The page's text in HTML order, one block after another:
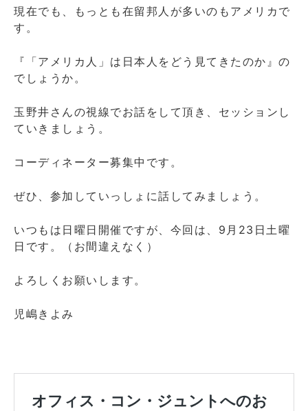
現在でも、もっとも在留邦人が多いのもアメリカで
す。
『「アメリカ人」は日本人をどう見てきたのか』の
でしょうか。
玉野井さんの視線でお話をして頂き、セッションし
ていきましょう。
コーディネーター募集中です。
ぜひ、参加していっしょに話してみましょう。
いつもは日曜日開催ですが、今回は、9月23日土曜
日です。（お間違えなく）
よろしくお願いします。
児嶋きよみ